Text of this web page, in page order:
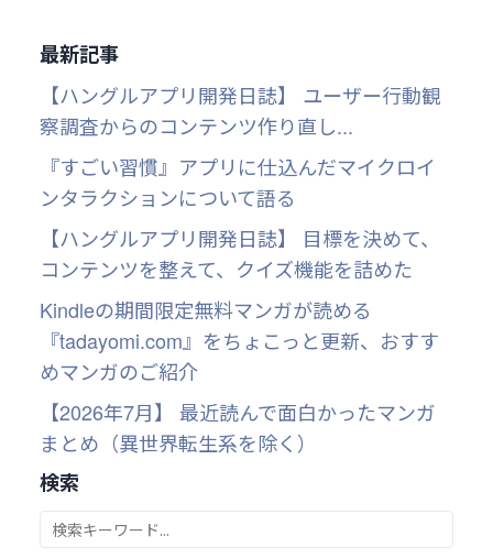
最新記事
【ハングルアプリ開発日誌】 ユーザー行動観
察調査からのコンテンツ作り直し...
『すごい習慣』アプリに仕込んだマイクロイ
ンタラクションについて語る
【ハングルアプリ開発日誌】 目標を決めて、
コンテンツを整えて、クイズ機能を詰めた
Kindleの期間限定無料マンガが読める
『tadayomi.com』をちょこっと更新、おすす
めマンガのご紹介
【2026年7月】 最近読んで面白かったマンガ
まとめ（異世界転生系を除く）
検索